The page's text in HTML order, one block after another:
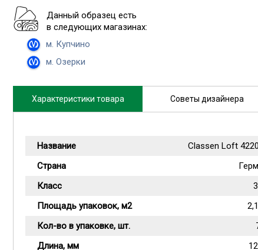
Данный образец есть
в следующих магазинах:
м. Купчино
м. Озерки
Характеристики товара Советы дизайнера
Название
Classen Loft
Страна
Класс
Площадь упаковок, м2
Кол-во в упаковке, шт.
Длина, мм